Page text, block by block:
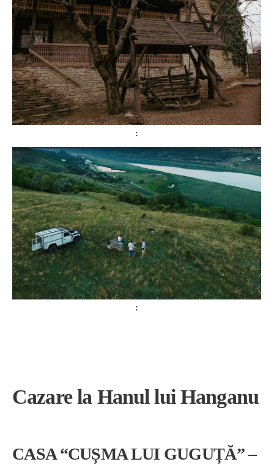
Cazare la Hanul lui Hanganu
CASA “CUȘMA LUI GUGUȚĂ” –